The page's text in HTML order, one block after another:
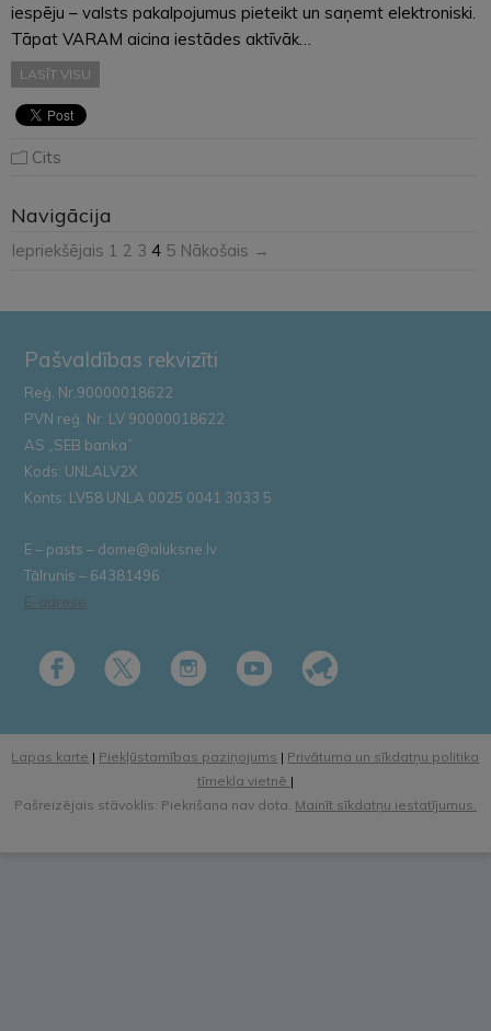
iespēju – valsts pakalpojumus pieteikt un saņemt elektroniski.
Tāpat VARAM aicina iestādes aktīvāk…
LASĪT VISU
Cits
Navigācija
Iepriekšējais 1 2 3 4 5 Nākošais →
Pašvaldības rekvizīti
Reģ. Nr.90000018622
PVN reģ. Nr. LV 90000018622
AS „SEB banka”
Kods: UNLALV2X
Konts: LV58 UNLA 0025 0041 3033 5
E – pasts – dome@aluksne.lv
Tālrunis – 64381496
E-adrese
Lapas karte | Piekļūstamības paziņojums | Privātuma un sīkdatņu politika
tīmekļa vietnē |
Pašreizējais stāvoklis: Piekrišana nav dota. Mainīt sīkdatņu iestatījumus.